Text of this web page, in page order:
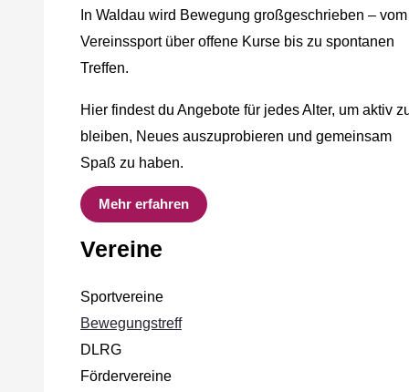
In Waldau wird Bewegung großgeschrieben – vom
Vereinssport über offene Kurse bis zu spontanen
Treffen.
Hier findest du Angebote für jedes Alter, um aktiv
bleiben, Neues auszuprobieren und gemeinsam
Spaß zu haben.
Mehr erfahren
Vereine
Sportvereine
Bewegungstreff
DLRG
Fördervereine